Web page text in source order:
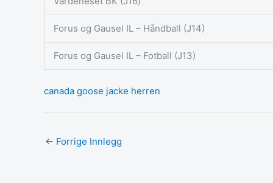
Forus og Gausel IL – Håndball (J14)
Forus og Gausel IL – Fotball (J13)
canada goose jacke herren
← Forrige Innlegg